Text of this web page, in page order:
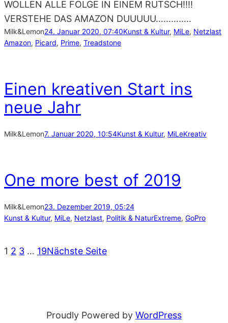
WOLLEN ALLE FOLGE IN EINEM RUTSCH!!!!
VERSTEHE DAS AMAZON DUUUUU…………..
Milk&Lemon24. Januar 2020, 07:40Kunst & Kultur, MiLe, Netzlast
Amazon, Picard, Prime, Treadstone
Einen kreativen Start ins
neue Jahr
Milk&Lemon7. Januar 2020, 10:54Kunst & Kultur, MiLeKreativ
One more best of 2019
Milk&Lemon23. Dezember 2019, 05:24
Kunst & Kultur, MiLe, Netzlast, Politik & NaturExtreme, GoPro
1 2 3 … 19Nächste Seite
Proudly Powered by WordPress